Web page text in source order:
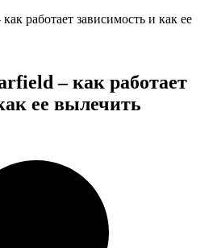
– как работает
ее вылечить